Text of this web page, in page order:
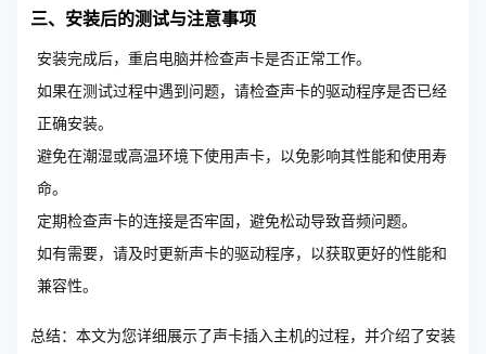
三、安装后的测试与注意事项
安装完成后，重启电脑并检查声卡是否正常工作。
如果在测试过程中遇到问题，请检查声卡的驱动程序是否已经
正确安装。
避免在潮湿或高温环境下使用声卡，以免影响其性能和使用寿
命。
定期检查声卡的连接是否牢固，避免松动导致音频问题。
如有需要，请及时更新声卡的驱动程序，以获取更好的性能和
兼容性。
总结：本文为您详细展示了声卡插入主机的过程，并介绍了安装